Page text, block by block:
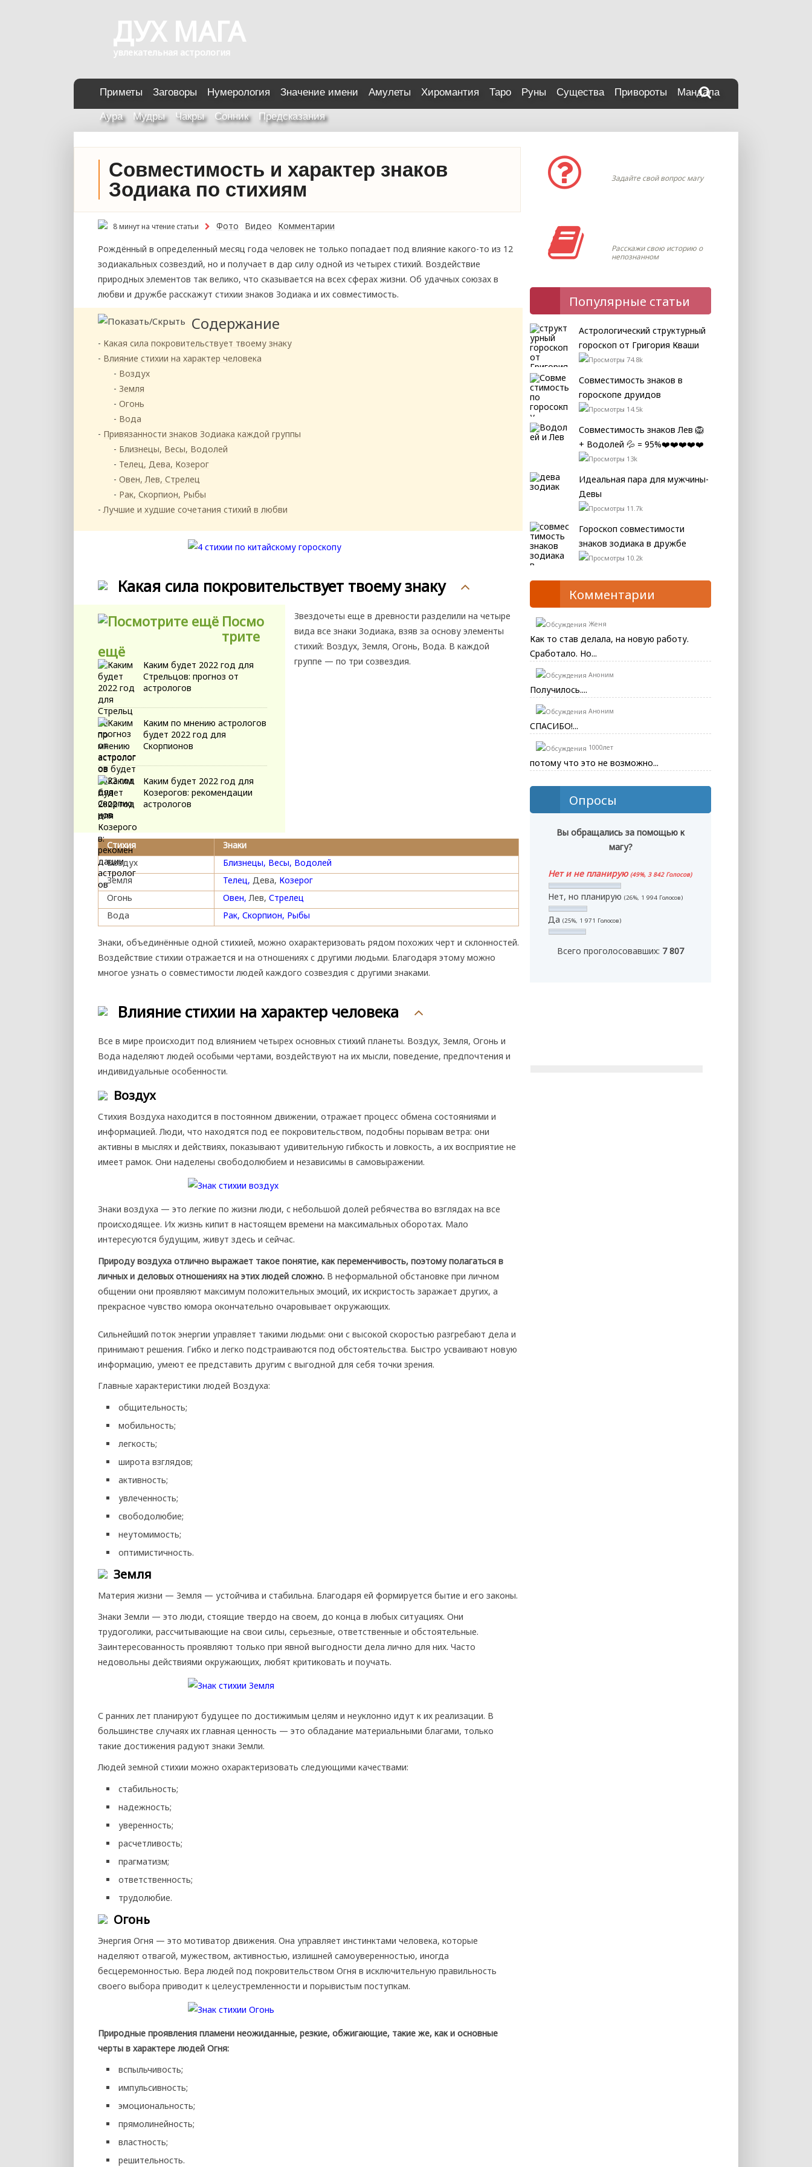
ДУХ МАГА
увлекательная астрология
Приметы Заговоры Нумерология Значение имени Амулеты Хиромантия Таро Руны Существа Привороты Мандала
Аура Мудры Чакры Сонник Предсказания
Совместимость и характер знаков
Зодиака по стихиям
8 минут на чтение статьи Фото Видео
Комментарии
Рождённый в определенный месяц года человек не только попадает под влияние какого-то из 12
зодиакальных созвездий, но и получает в дар силу одной из четырех стихий. Воздействие
природных элементов так велико, что сказывается на всех сферах жизни. Об удачных союзах в
любви и дружбе расскажут стихии знаков Зодиака и их совместимость.
Содержание
Какая сила покровительствует твоему знаку
Влияние стихии на характер человека
Воздух
Земля
Огонь
Вода
Привязанности знаков Зодиака каждой группы
Близнецы, Весы, Водолей
Телец, Дева, Козерог
Овен, Лев, Стрелец
Рак, Скорпион, Рыбы
Лучшие и худшие сочетания стихий в любви
Какая сила покровительствует твоему знаку
Посмо
трите
ещё
Каким будет 2022 год для
Стрельцов: прогноз от
астрологов
Каким по мнению астрологов
будет 2022 год для
Скорпионов
Каким будет 2022 год для
Козерогов: рекомендации
астрологов
Звездочеты еще в древности разделили на четыре
вида все знаки Зодиака, взяв за основу элементы
стихий: Воздух, Земля, Огонь, Вода. В каждой
группе — по три созвездия.
Стихия
Знаки
Воздух
Близнецы, Весы, Водолей
Земля
Телец, Дева, Козерог
Огонь
Овен, Лев, Стрелец
Вода
Рак, Скорпион, Рыбы
Знаки, объединённые одной стихией, можно охарактеризовать рядом похожих черт и склонностей.
Воздействие стихии отражается и на отношениях с другими людьми. Благодаря этому можно
многое узнать о совместимости людей каждого созвездия с другими знаками.
Влияние стихии на характер человека
Все в мире происходит под влиянием четырех основных стихий планеты. Воздух, Земля, Огонь и
Вода наделяют людей особыми чертами, воздействуют на их мысли, поведение, предпочтения и
индивидуальные особенности.
Воздух
Стихия Воздуха находится в постоянном движении, отражает процесс обмена состояниями и
информацией. Люди, что находятся под ее покровительством, подобны порывам ветра: они
активны в мыслях и действиях, показывают удивительную гибкость и ловкость, а их восприятие не
имеет рамок. Они наделены свободолюбием и независимы в самовыражении.
Знаки воздуха — это легкие по жизни люди, с небольшой долей ребячества во взглядах на все
происходящее. Их жизнь кипит в настоящем времени на максимальных оборотах. Мало
интересуются будущим, живут здесь и сейчас.
Природу воздуха отлично выражает такое понятие, как переменчивость, поэтому полагаться в
личных и деловых отношениях на этих людей сложно. В неформальной обстановке при личном
общении они проявляют максимум положительных эмоций, их искристость заражает других, а
прекрасное чувство юмора окончательно очаровывает окружающих.
Сильнейший поток энергии управляет такими людьми: они с высокой скоростью разгребают дела и
принимают решения. Гибко и легко подстраиваются под обстоятельства. Быстро усваивают новую
информацию, умеют ее представить другим с выгодной для себя точки зрения.
Главные характеристики людей Воздуха:
общительность;
мобильность;
легкость;
широта взглядов;
активность;
увлеченность;
свободолюбие;
неутомимость;
оптимистичность.
Земля
Материя жизни — Земля — устойчива и стабильна. Благодаря ей формируется бытие и его законы.
Знаки Земли — это люди, стоящие твердо на своем, до конца в любых ситуациях. Они
трудоголики, рассчитывающие на свои силы, серьезные, ответственные и обстоятельные.
Заинтересованность проявляют только при явной выгодности дела лично для них. Часто
недовольны действиями окружающих, любят критиковать и поучать.
С ранних лет планируют будущее по достижимым целям и неуклонно идут к их реализации. В
большинстве случаях их главная ценность — это обладание материальными благами, только
такие достижения радуют знаки Земли.
Людей земной стихии можно охарактеризовать следующими качествами:
стабильность;
надежность;
уверенность;
расчетливость;
прагматизм;
ответственность;
трудолюбие.
Огонь
Энергия Огня — это мотиватор движения. Она управляет инстинктами человека, которые
наделяют отвагой, мужеством, активностью, излишней самоуверенностью, иногда
бесцеремонностью. Вера людей под покровительством Огня в исключительную правильность
своего выбора приводит к целеустремленности и порывистым поступкам.
Природные проявления пламени неожиданные, резкие, обжигающие, такие же, как и основные
черты в характере людей Огня:
вспыльчивость;
импульсивность;
эмоциональность;
прямолинейность;
властность;
решительность.
Задайте свой вопрос магу
Расскажи свою историю о
непознанном
Популярные статьи
Астрологический структурный
гороскоп от Григория Кваши
74.8k
Совместимость знаков в
гороскопе друидов
14.5k
Совместимость знаков Лев 🦁
+ Водолей 💦 = 95%❤️❤️❤️❤️❤️
13k
Идеальная пара для мужчины-
Девы
11.7k
Гороскоп совместимости
знаков зодиака в дружбе
10.2k
Комментарии
Женя
Как то став делала, на новую работу.
Сработало. Но...
Аноним
Получилось....
Аноним
СПАСИБО!...
1000лет
потому что это не возможно...
Опросы
Вы обращались за помощью к
магу?
Нет и не планирую(49%, 3 842 Голосов)
Нет, но планирую (26%, 1 994 Голосов)
Да (25%, 1 971 Голосов)
Всего проголосовавших: 7 807